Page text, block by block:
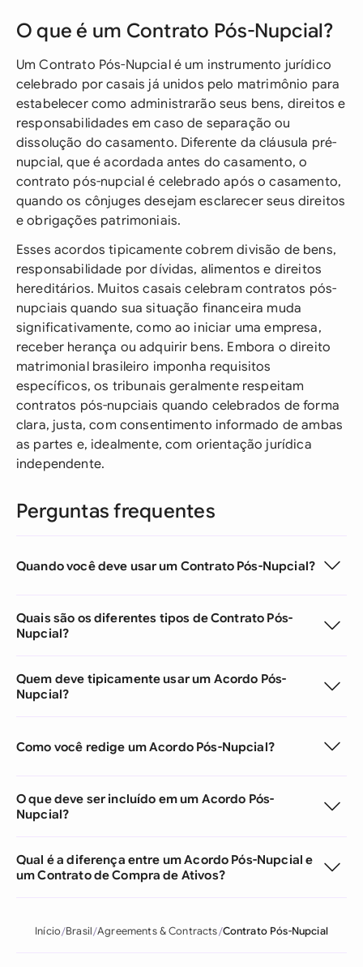
O que é um Contrato Pós-Nupcial?
Um Contrato Pós-Nupcial é um instrumento jurídico
celebrado por casais já unidos pelo matrimônio para
estabelecer como administrarão seus bens, direitos e
responsabilidades em caso de separação ou
dissolução do casamento. Diferente da cláusula pré-
nupcial, que é acordada antes do casamento, o
contrato pós-nupcial é celebrado após o casamento,
quando os cônjuges desejam esclarecer seus direitos
e obrigações patrimoniais.
Esses acordos tipicamente cobrem divisão de bens,
responsabilidade por dívidas, alimentos e direitos
hereditários. Muitos casais celebram contratos pós-
nupciais quando sua situação financeira muda
significativamente, como ao iniciar uma empresa,
receber herança ou adquirir bens. Embora o direito
matrimonial brasileiro imponha requisitos
específicos, os tribunais geralmente respeitam
contratos pós-nupciais quando celebrados de forma
clara, justa, com consentimento informado de ambas
as partes e, idealmente, com orientação jurídica
independente.
Perguntas frequentes
Quando você deve usar um Contrato Pós-Nupcial?
Quais são os diferentes tipos de Contrato Pós-
Nupcial?
Quem deve tipicamente usar um Acordo Pós-
Nupcial?
Como você redige um Acordo Pós-Nupcial?
O que deve ser incluído em um Acordo Pós-
Nupcial?
Qual é a diferença entre um Acordo Pós-Nupcial e
um Contrato de Compra de Ativos?
Início Brasil Agreements & Contracts Contrato Pós-Nupcial